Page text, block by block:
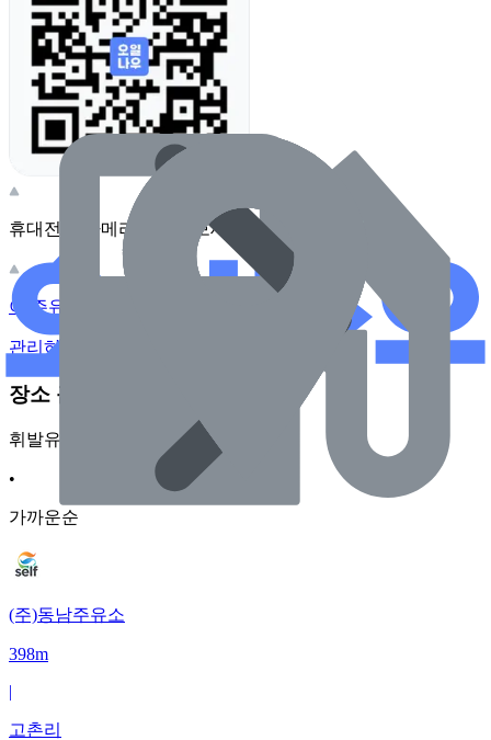
휴대전화 카메라로 찍어보세요
이 주유소의 사장님이신가요?
관리하기
장소 근처 주유소
휘발유
•
가까운순
(주)동남주유소
398m
|
고촌리